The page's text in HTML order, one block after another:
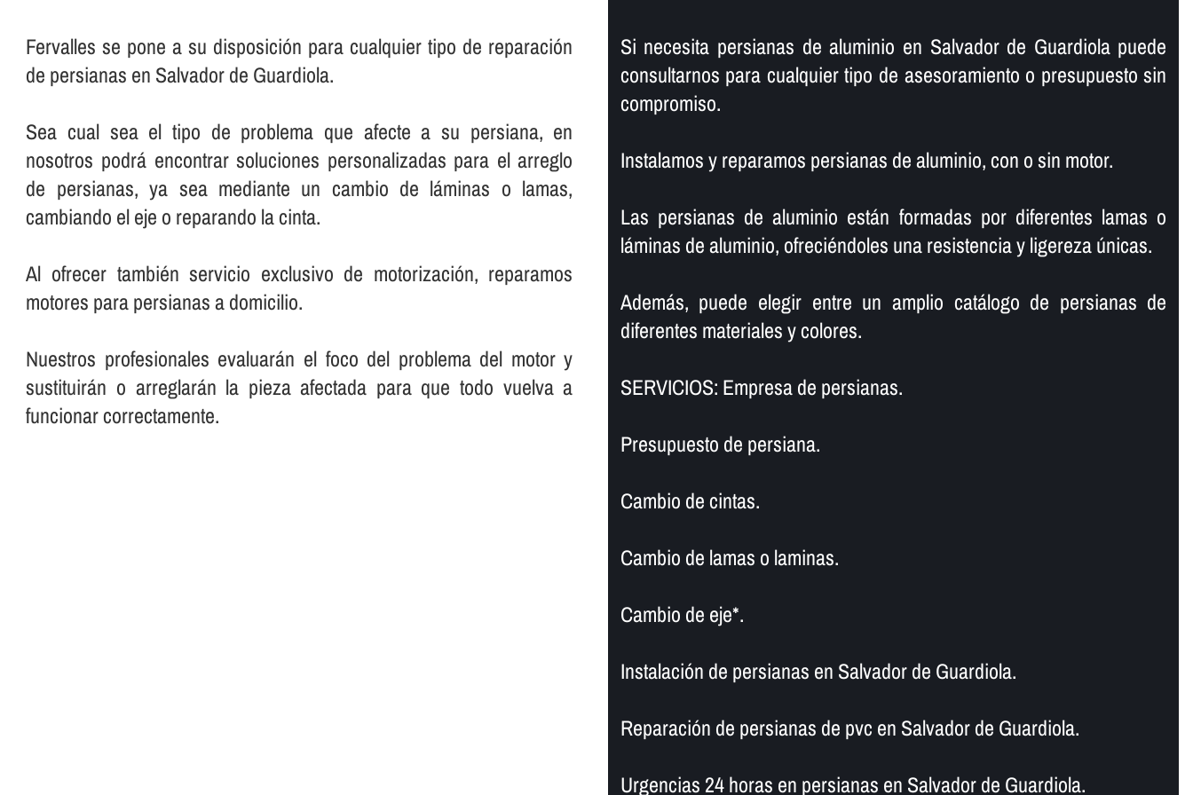
Fervalles se pone a su disposición para cualquier tipo de reparación
de persianas en Salvador de Guardiola.
Sea cual sea el tipo de problema que afecte a su persiana, en
nosotros podrá encontrar soluciones personalizadas para el arreglo
de persianas, ya sea mediante un cambio de láminas o lamas,
cambiando el eje o reparando la cinta.
Al ofrecer también servicio exclusivo de motorización, reparamos
motores para persianas a domicilio.
Nuestros profesionales evaluarán el foco del problema del motor y
sustituirán o arreglarán la pieza afectada para que todo vuelva a
funcionar correctamente.
Si necesita persianas de aluminio en Salvador de Guardiola puede
consultarnos para cualquier tipo de asesoramiento o presupuesto sin
compromiso.
Instalamos y reparamos persianas de aluminio, con o sin motor.
Las persianas de aluminio están formadas por diferentes lamas o
láminas de aluminio, ofreciéndoles una resistencia y ligereza únicas.
Además, puede elegir entre un amplio catálogo de persianas de
diferentes materiales y colores.
SERVICIOS: Empresa de persianas.
Presupuesto de persiana.
Cambio de cintas.
Cambio de lamas o laminas.
Cambio de eje*.
Instalación de persianas en Salvador de Guardiola.
Reparación de persianas de pvc en Salvador de Guardiola.
Urgencias 24 horas en persianas en Salvador de Guardiola.